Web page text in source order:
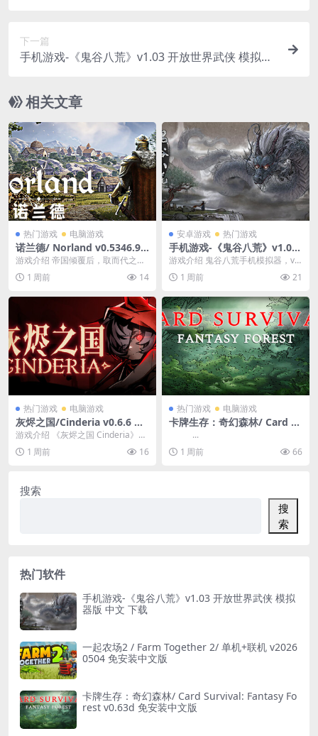
下一篇
手机游戏-《鬼谷八荒》v1.03 开放世界武侠 模拟器
相关文章
热门游戏 电脑游戏
诺兰德/ Norland v0.5346.90
91 送修改器 免安装中文版
游戏介绍 帝国倾覆后，取而代之的
是若干继任王国。 为了争抢控制权
与影响力，这些小...
1 周前 14
安卓游戏 热门游戏
手机游戏-《鬼谷八荒》v1.03
开放世界武侠 模拟器版 中文
下载
游戏介绍 鬼谷八荒手机模拟器，v1.
0.3 最新版本！骁龙芯片+麒麟芯片
都可以玩...
1 周前 21
热门游戏 电脑游戏
灰烬之国/Cinderia v0.6.6 免
安装中文版
游戏介绍 《灰烬之国 Cinderia》是
一款黑暗童话风的 Roguelite ...
1 周前 16
热门游戏 电脑游戏
卡牌生存：奇幻森林/ Card S
...
1 周前
66
搜索
搜
索
热门软件
手机游戏-《鬼谷八荒》v1.03 开放世界武侠 模拟
器版 中文 下载
一起农场2 / Farm Together 2/ 单机+联机 v2026
0504 免安装中文版
卡牌生存：奇幻森林/ Card Survival: Fantasy Fo
rest v0.63d 免安装中文版